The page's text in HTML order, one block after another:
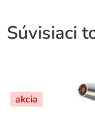
Súvisiaci
akcia